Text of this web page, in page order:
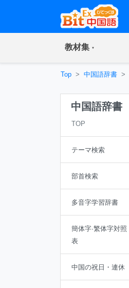
教材集(current)
Top 中国語辞書
中国語辞書
TOP
テーマ検索
部首検索
多音字学習辞書
簡体字·繁体字対照
表
中国の祝日・連休